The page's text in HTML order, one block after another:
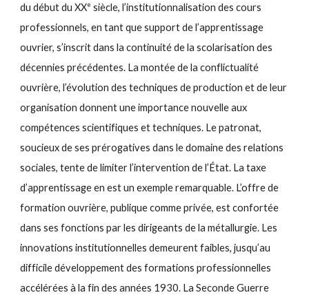
du début du XXe siècle, l’institutionnalisation des cours
professionnels, en tant que support de l’apprentissage
ouvrier, s’inscrit dans la continuité de la scolarisation des
décennies précédentes. La montée de la conflictualité
ouvrière, l’évolution des techniques de production et de leur
organisation donnent une importance nouvelle aux
compétences scientifiques et techniques. Le patronat,
soucieux de ses prérogatives dans le domaine des relations
sociales, tente de limiter l’intervention de l’État. La taxe
d’apprentissage en est un exemple remarquable. L’offre de
formation ouvrière, publique comme privée, est confortée
dans ses fonctions par les dirigeants de la métallurgie. Les
innovations institutionnelles demeurent faibles, jusqu’au
difficile développement des formations professionnelles
accélérées à la fin des années 1930. La Seconde Guerre